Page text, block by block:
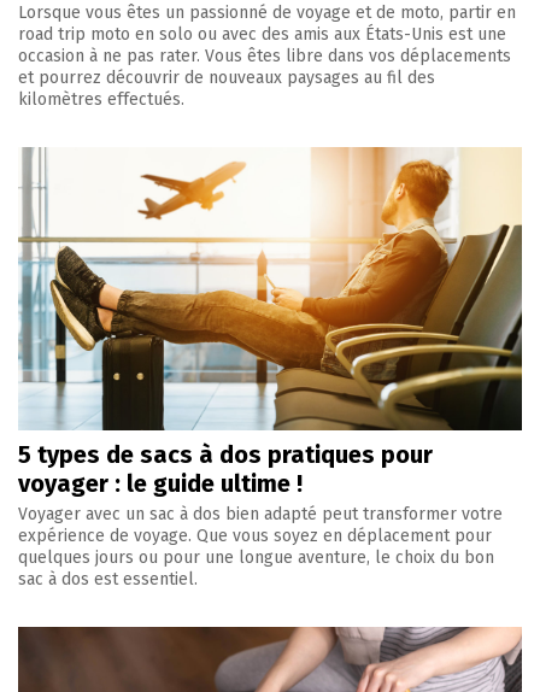
Lorsque vous êtes un passionné de voyage et de moto, partir en
road trip moto en solo ou avec des amis aux États-Unis est une
occasion à ne pas rater. Vous êtes libre dans vos déplacements
et pourrez découvrir de nouveaux paysages au fil des
kilomètres effectués.
5 types de sacs à dos pratiques pour
voyager : le guide ultime !
Voyager avec un sac à dos bien adapté peut transformer votre
expérience de voyage. Que vous soyez en déplacement pour
quelques jours ou pour une longue aventure, le choix du bon
sac à dos est essentiel.